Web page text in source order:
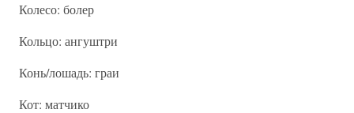
Колесо: болер
Кольцо: ангуштри
Конь/лошадь: граи
Кот: матчико